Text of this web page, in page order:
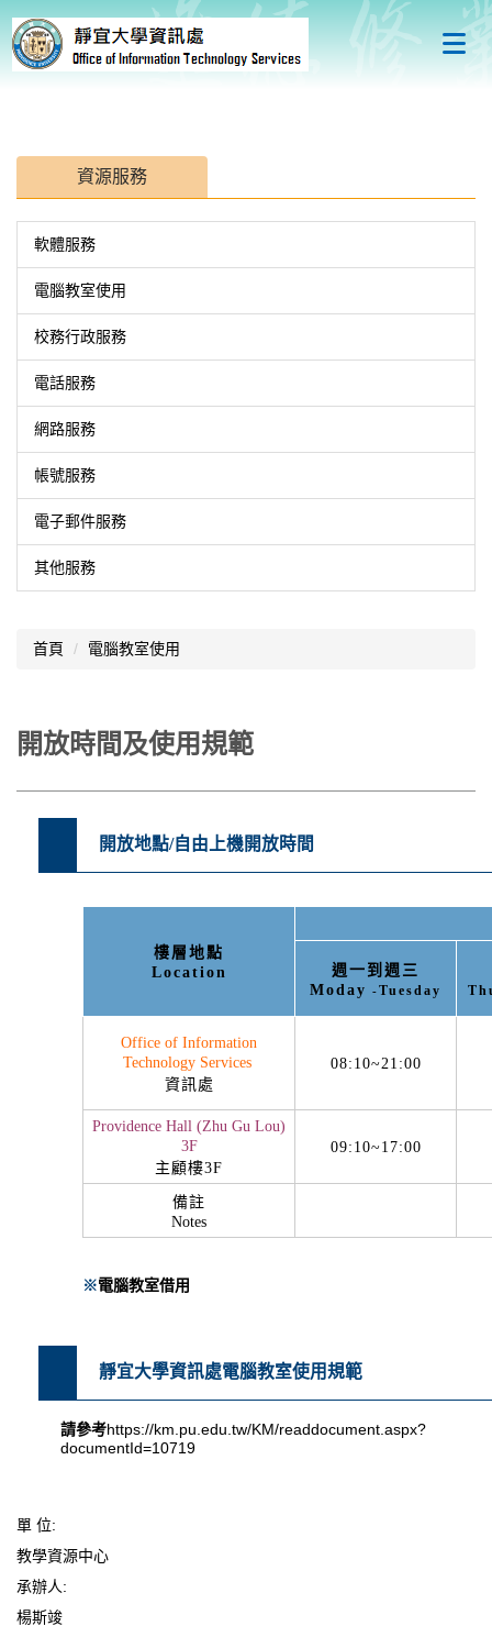
跳
到
主
區
資源服務
軟體服務
電腦教室使用
校務行政服務
電話服務
網路服務
帳號服務
電子郵件服務
其他服務
首頁 電腦教室使用
開放時間及使用規範
開放地點/自由上機開放時間
樓層地點
Location
週一到週三
Moday -Tuesday
Office of Information
Technology Services
資訊處
08:10~21:00
Providence Hall (Zhu Gu Lou)
3F
主顧樓3F
09:10~17:00
備註
Notes
※電腦教室借用
靜宜大學資訊處電腦教室使用規範
請參考https://km.pu.edu.tw/KM/readdocument.aspx?
documentId=10719
單 位:
教學資源中心
承辦人:
楊斯竣